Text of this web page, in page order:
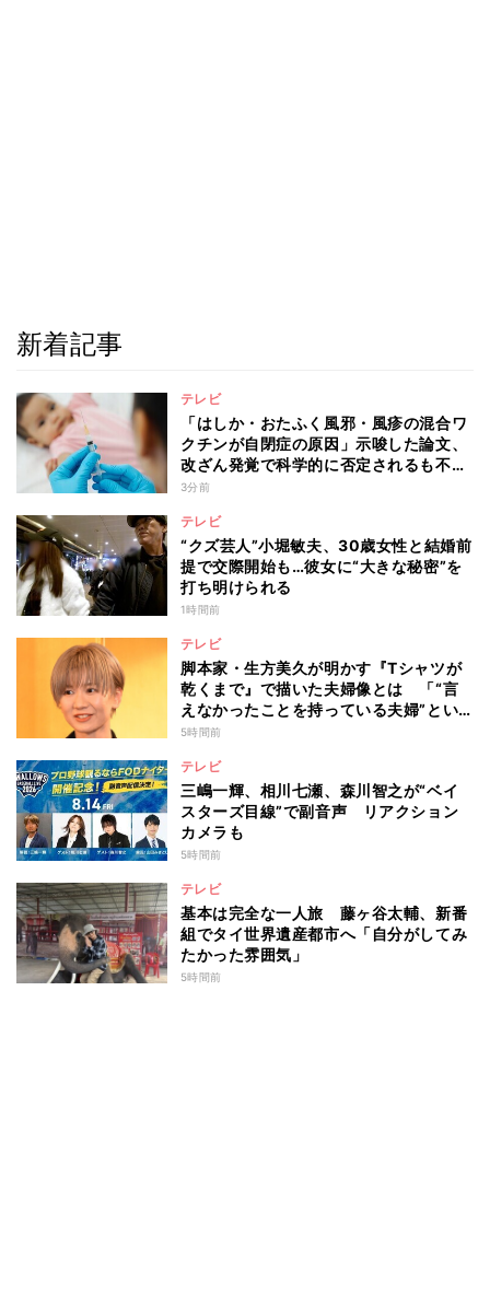
新着記事
テレビ
「はしか・おたふく風邪・風疹の混合ワ
クチンが自閉症の原因」示唆した論文、
改ざん発覚で科学的に否定されるも不安
消えず…科学者たちの反証はなぜ届かな
3分前
テレビ
“クズ芸人”小堀敏夫、30歳女性と結婚前
提で交際開始も…彼女に“大きな秘密”を
打ち明けられる
1時間前
テレビ
脚本家・生方美久が明かす『Tシャツが
乾くまで』で描いた夫婦像とは 「“言
えなかったことを持っている夫婦”とい
うのは面白いかも」
5時間前
テレビ
三嶋一輝、相川七瀬、森川智之が“ベイ
スターズ目線”で副音声 リアクション
カメラも
5時間前
テレビ
基本は完全な一人旅 藤ヶ谷太輔、新番
組でタイ世界遺産都市へ「自分がしてみ
たかった雰囲気」
5時間前